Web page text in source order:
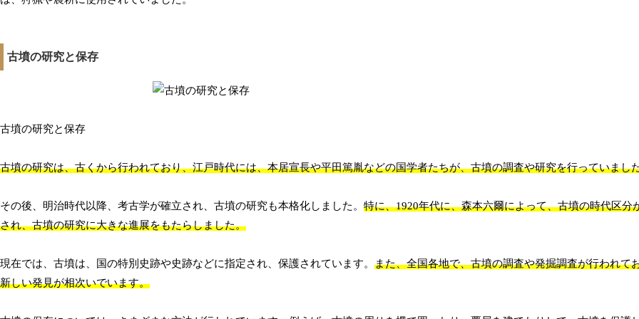
古墳の研究と保存
古墳の研究と保存
古墳の研究は、古くから行われており、江戸時代には、本居宣長や平田篤胤などの国学者たちが、古墳の調査や研究を行っていまし
その後、明治時代以降、考古学が確立され、古墳の研究も本格化しました。 特に、1920年代に、森本六爾によって、古墳の時代区分
され、古墳の研究に大きな進展をもたらしました。
現在では、古墳は、国の特別史跡や史跡などに指定され、保護されています。 また、全国各地で、古墳の調査や発掘調査が行われて
新しい発見が相次いでいます。